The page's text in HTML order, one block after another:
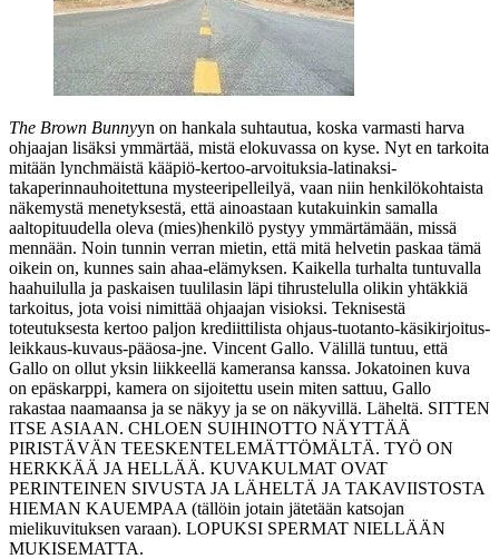
The Brown Bunnyyn on hankala suhtautua, koska varmasti harva
ohjaajan lisäksi ymmärtää, mistä elokuvassa on kyse. Nyt en tarkoita
mitään lynchmäistä kääpiö-kertoo-arvoituksia-latinaksi-
takaperinnauhoitettuna mysteeripelleilyä, vaan niin henkilökohtaista
näkemystä menetyksestä, että ainoastaan kutakuinkin samalla
aaltopituudella oleva (mies)henkilö pystyy ymmärtämään, missä
mennään. Noin tunnin verran mietin, että mitä helvetin paskaa tämä
oikein on, kunnes sain ahaa-elämyksen. Kaikella turhalta tuntuvalla
haahuilulla ja paskaisen tuulilasin läpi tihrustelulla olikin yhtäkkiä
tarkoitus, jota voisi nimittää ohjaajan visioksi. Teknisestä
toteutuksesta kertoo paljon krediittilista ohjaus-tuotanto-käsikirjoitus-
leikkaus-kuvaus-pääosa‑jne. Vincent Gallo. Välillä tuntuu, että
Gallo on ollut yksin liikkeellä kameransa kanssa. Jokatoinen kuva
on epäskarppi, kamera on sijoitettu usein miten sattuu, Gallo
rakastaa naamaansa ja se näkyy ja se on näkyvillä. Läheltä. SITTEN
ITSE ASIAAN. CHLOEN SUIHINOTTO NÄYTTÄÄ
PIRISTÄVÄN TEESKENTELEMÄTTÖMÄLTÄ. TYÖ ON
HERKKÄÄ JA HELLÄÄ. KUVAKULMAT OVAT
PERINTEINEN SIVUSTA JA LÄHELTÄ JA TAKAVIISTOSTA
HIEMAN KAUEMPAA (tällöin jotain jätetään katsojan
mielikuvituksen varaan). LOPUKSI SPERMAT NIELLÄÄN
MUKISEMATTA.